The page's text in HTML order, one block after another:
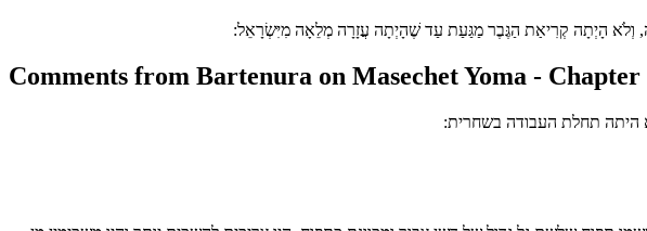
וְלֹא הָיְתָה קְרִיאַת הַגֶּבֶר מַגַּעַת עַד שֶׁהָיְתָה עֲזָרָה מְלֵאָה מִיִּשְׂרָאֵל:
Comments from Bartenura on Masechet Yoma -
היתה תחלת העבודה בשחרית: